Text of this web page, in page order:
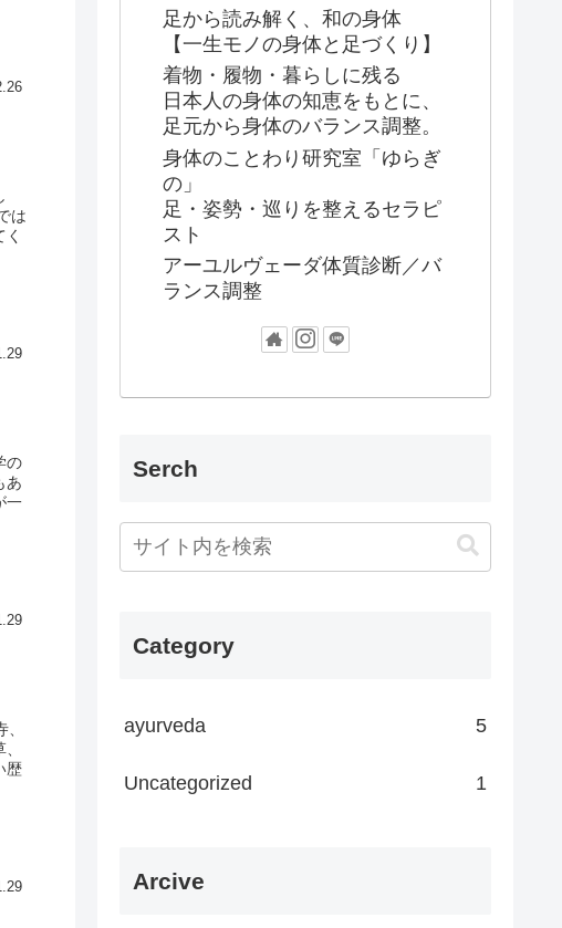
は
の
あ
一
歴
足から読み解く、和の身体
【一生モノの身体と足づくり】
着物・履物・暮らしに残る
日本人の身体の知恵をもとに、
足元から身体のバランス調整。
身体のことわり研究室「ゆらぎ
の」
足・姿勢・巡りを整えるセラピ
スト
アーユルヴェーダ体質診断／バ
ランス調整
Serch
Category
ayurveda 5
Uncategorized 1
Arcive